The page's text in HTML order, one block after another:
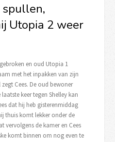
spullen,
Utopia 2 weer
en oud Utopia 1
met het inpakken van zijn
Cees. De oud bewoner
keer tegen Shelley kan
dat hij heb gisterenmiddag
thuis komt lekker onder de
vervolgens de kamer en Cees
komt binnen om nog even te